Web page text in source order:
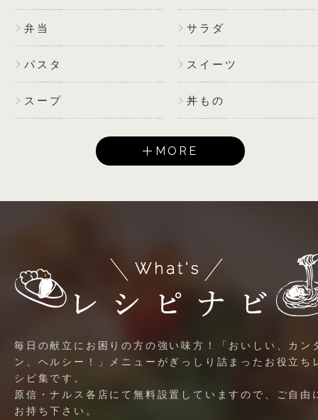
弁当 サラダ
パスタ スイーツ
スープ 丼もの
MORE
毎日の献立にお困りの方の強い味方！「おいしい、カン
ン、ヘルシー！」メニューがぎっしり詰まったお役立ち
シピ集です。
原信・ナルス各店にて無料設置していますので、ご自由
お持ち下さい。